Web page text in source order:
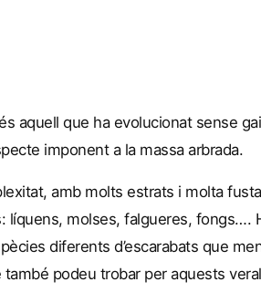
aquell que ha evolucionat sense
imponent a la massa arbrada.
amb molts estrats i molta
líquens, molses, falgueres,
diferents d’escarabats que
també podeu trobar per aquests